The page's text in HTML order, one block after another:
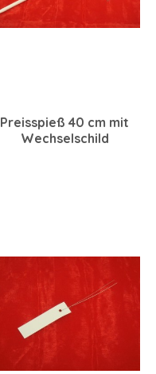
Preisspieß 40 cm mit
Wechselschild